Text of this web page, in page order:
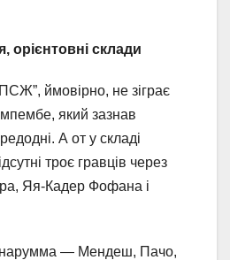
орієнтовні склади
ймовірно, не зіграє
який зазнав
А от у складі
троє гравців через
Яя-Кадер Фофана і
— Мендеш, Пачо,